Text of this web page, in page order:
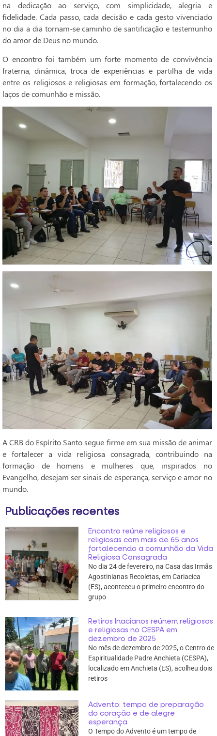
na dedicação ao serviço, com simplicidade, alegria e
fidelidade. Cada passo, cada decisão e cada gesto vivenciado
no dia a dia tornam-se caminho de santificação e testemunho
do amor de Deus no mundo.
O encontro foi também um forte momento de convivência
fraterna, dinâmica, troca de experiências e partilha de vida
entre os religiosos e religiosas em formação, fortalecendo os
laços de comunhão e missão.
A CRB do Espírito Santo segue firme em sua missão de animar
e fortalecer a vida religiosa consagrada, contribuindo na
formação de homens e mulheres que, inspirados no
Evangelho, desejam ser sinais de esperança, serviço e amor no
mundo.
Publicações recentes
Encontro reúne religiosos e
religiosas com mais de 65 anos
fortalecendo a comunhão da Vida
Religiosa Consagrada
No dia 24 de fevereiro, na Casa das Irmãs
Agostinianas Recoletas, em Cariacica
(ES), aconteceu o primeiro encontro do
grupo
Retiros Inacianos reúnem religiosos
e religiosas no CESPA em
dezembro de 2025
No mês de dezembro de 2025, o Centro de
Espiritualidade Padre Anchieta (CESPA),
localizado em Anchieta (ES), acolheu dois
retiros
Advento: tempo de preparação
do coração e de alegre
esperança
O Tempo do Advento é um tempo de